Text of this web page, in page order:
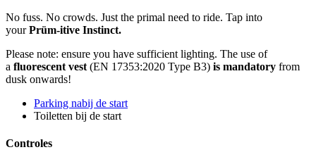
No fuss. No crowds. Just the primal need to ride. Tap into
yourPrüm-itive Instinct.
Please note: ensure you have sufficient lighting. The use of
a fluorescent vest (EN 17353:2020 Type B3) is mandatory from
dusk onwards!
Parking nabij de start
Toiletten bij de start
Controles